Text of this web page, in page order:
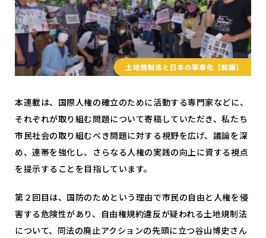
本連載は、国際人権の確立のために活動する専門家などに、
それぞれが取り組む問題について寄稿していただき、私たち
市民社会の取り組むべき問題に対する視野を広げ、議論を深
め、連帯を強化し、さらなる人権の実践の向上に資する視点
を提示することを目指しています。
第２回目は、国防のためという理由で市民の自由と人権を侵
害する危険性があり、自由権規約違反が疑われる土地規制法
について、同法の廃止アクションの先頭に立つ谷山博史さん